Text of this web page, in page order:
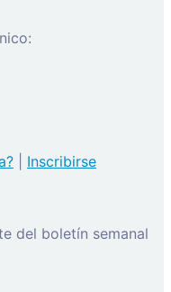
Inscribirse
del boletín semanal